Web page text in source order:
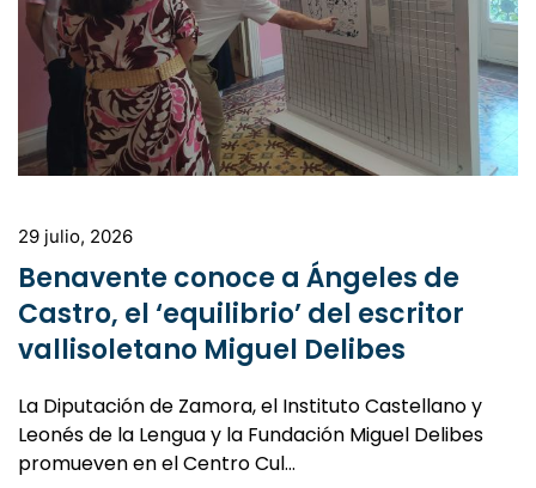
29 julio, 2026
Benavente conoce a Ángeles de
Castro, el ‘equilibrio’ del escritor
vallisoletano Miguel Delibes
La Diputación de Zamora, el Instituto Castellano y
Leonés de la Lengua y la Fundación Miguel Delibes
promueven en el Centro Cul…